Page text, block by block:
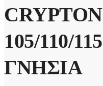
CRYPTON
105/110/115
ΓΝΗΣΙΑ